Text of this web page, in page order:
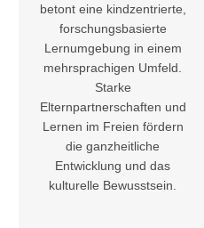
betont eine kindzentrierte,
forschungsbasierte
Lernumgebung in einem
mehrsprachigen Umfeld.
Starke
Elternpartnerschaften und
Lernen im Freien fördern
die ganzheitliche
Entwicklung und das
kulturelle Bewusstsein.